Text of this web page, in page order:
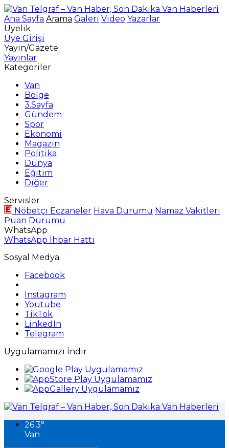
Ana Sayfa Arama Galeri Video Yazarlar
Üyelik
Üye Girişi
Yayın/Gazete
Yayınlar
Kategoriler
Van
Bölge
3.Sayfa
Gündem
Spor
Ekonomi
Magazin
Politika
Dünya
Eğitim
Diğer
Servisler
Nöbetçi Eczaneler Hava Durumu Namaz Vakitleri
Puan Durumu
WhatsApp
WhatsApp İhbar Hattı
Sosyal Medya
Facebook
Instagram
Youtube
TikTok
LinkedIn
Telegram
Uygulamamızı İndir
26.3°
Van